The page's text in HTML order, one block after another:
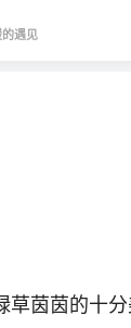
遇见
茵的十分